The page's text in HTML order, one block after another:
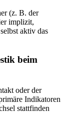
(z. B. der
implizit,
aktiv das
beim
oder der
Indikatoren
stattfinden